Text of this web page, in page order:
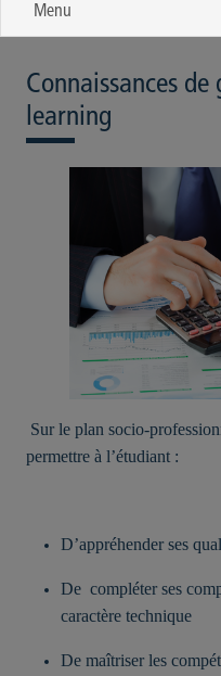
Menu
Connaissances de
learning
Sur le plan socio-
permettre à l’étudiant :
D’appréhender ses
De compléter ses
caractère technique
De maîtriser les